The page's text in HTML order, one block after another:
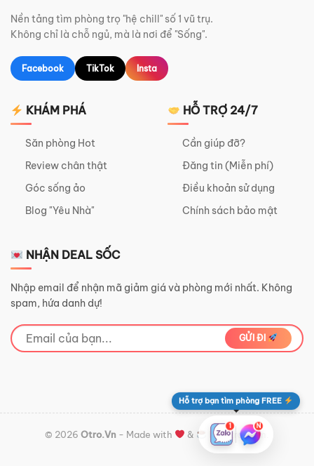
Nền tảng tìm phòng trọ "hệ chill" số 1 vũ trụ.
Không chỉ là chỗ ngủ, mà là nơi để "Sống".
Facebook TikTok Insta
KHÁM PHÁ
Săn phòng Hot
Review chân thật
Góc sống ảo
Blog "Yêu Nhà"
HỖ TRỢ 24/7
Cần giúp đỡ?
Đăng tin (Miễn phí)
Điều khoản sử dụng
Chính sách bảo mật
NHẬN DEAL SỐC
Nhập email để nhận mã giảm giá và phòng mới nhất. Không
spam, hứa danh dự!
GỬI ĐI
© 2026Otro.Vn - Made with & by OtroTeam.
Hỗ trợ bạn tìm phòng FREE
1 N